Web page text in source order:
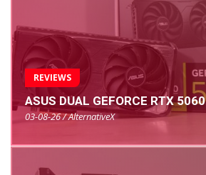
REVIEWS
ASUS DUAL GEFORCE RTX
03-08-26 / AlternativeX